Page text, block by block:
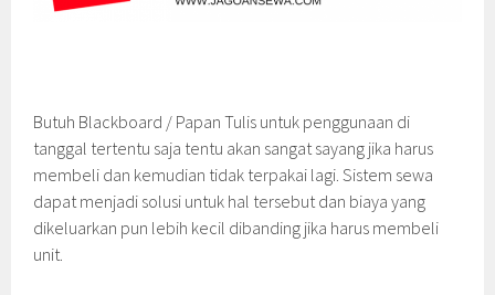
Butuh Blackboard / Papan Tulis untuk penggunaan di
tanggal tertentu saja tentu akan sangat sayang jika harus
membeli dan kemudian tidak terpakai lagi. Sistem sewa
dapat menjadi solusi untuk hal tersebut dan biaya yang
dikeluarkan pun lebih kecil dibanding jika harus membeli
unit.